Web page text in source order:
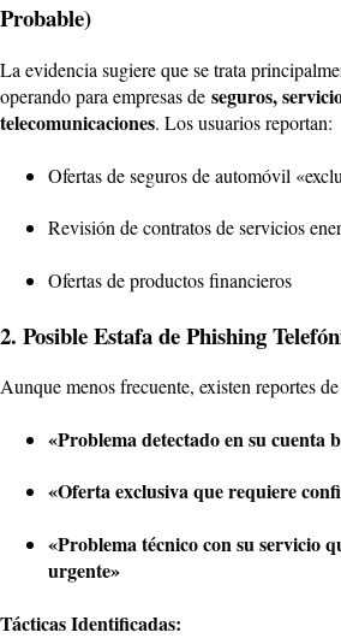
Probable)
La evidencia sugiere que se trata
operando para empresas de seguros,
telecomunicaciones. Los usuarios reportan:
Ofertas de seguros de automóvil
Revisión de contratos de servicios
Ofertas de productos financieros
2. Posible Estafa de Phishing
Aunque menos frecuente, existen reportes
«Problema detectado en su cuenta
«Oferta exclusiva que requiere
«Problema técnico con su servicio
urgente»
Tácticas Identificadas: